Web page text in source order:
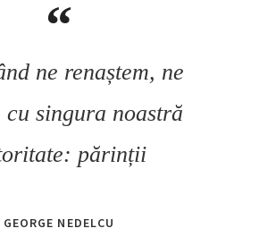
ne renaștem, ne
cu singura noastră
părinții
GEORGE NEDELCU